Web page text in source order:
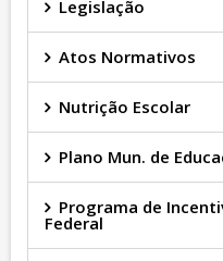
Legislação
Atos Normativos
Nutrição Escolar
Plano Mun. de
Programa de
Federal